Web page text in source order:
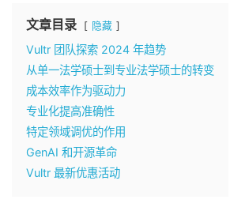
文章目录 隐藏
Vultr 团队探索 2024 年趋势
从单一法学硕士到专业法学硕士的转变
成本效率作为驱动力
专业化提高准确性
特定领域调优的作用
GenAI 和开源革命
Vultr 最新优惠活动